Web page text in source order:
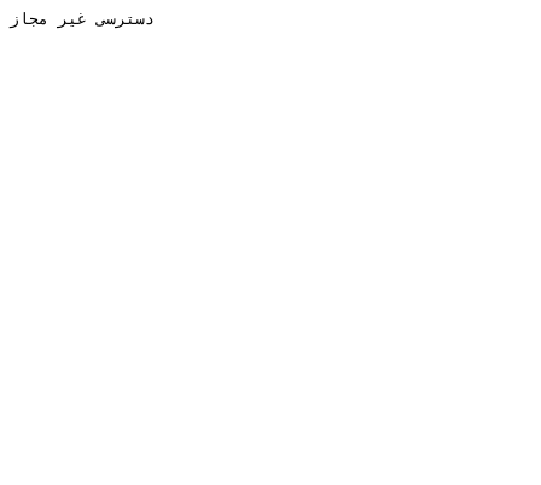
دسترسی غیر مجاز